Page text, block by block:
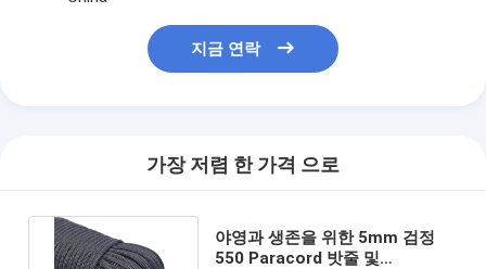
지금 연락
가장 저렴 한 가격 으로
야영과 생존을 위한 5mm 검정
550 Paracord 밧줄 및